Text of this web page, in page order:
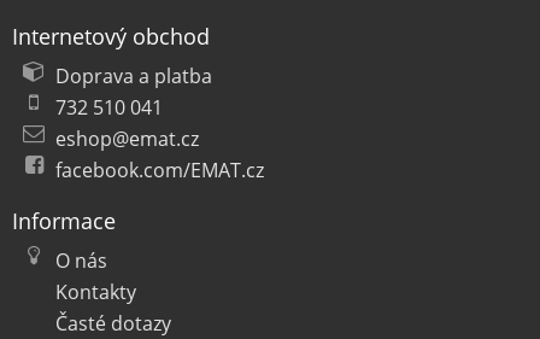
Internetový obchod
Doprava a platba
732 510 041
eshop@emat.cz
facebook.com/EMAT.cz
Informace
O nás
Kontakty
Časté dotazy